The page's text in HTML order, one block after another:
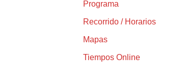
Programa
Recorrido / Horarios
Mapas
Tiempos Online